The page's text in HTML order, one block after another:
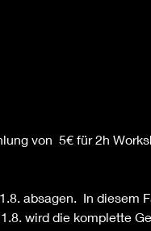
von  5€ für 2h
absagen.  In diesem
wird die komplette